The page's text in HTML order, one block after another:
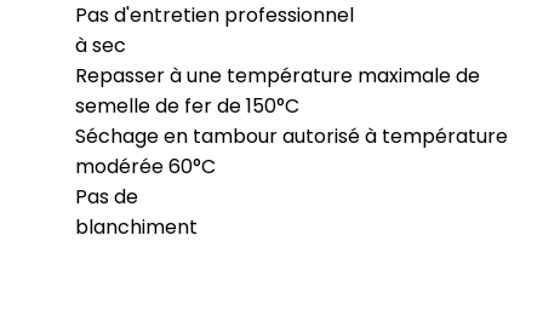
Pas d'entretien professionnel
à sec
Repasser à une température maximale de
semelle de fer de 150°C
Séchage en tambour autorisé à température
modérée 60°C
Pas de
blanchiment